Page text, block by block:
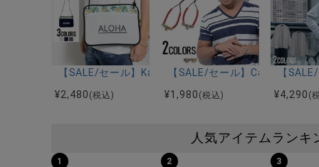
【SALE/セール】Kahiko(カヒコ)アロパイナネオプレ
¥2,480 (税込)
【SALE/セール】CavariA(キ
¥1,980 (税込)
【
¥4,290 (
人気アイテムランキ
1 2 3